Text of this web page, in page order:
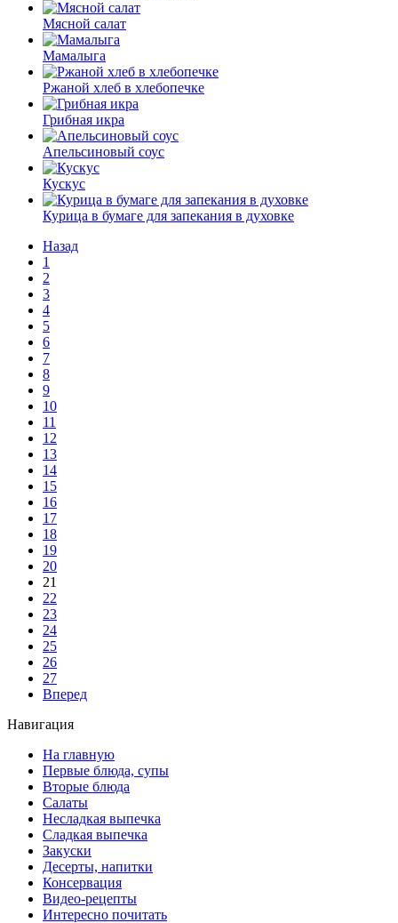
Мясной салат
Мамалыга
Ржаной хлеб в хлебопечке
Грибная икра
Апельсиновый соус
Кускус
Курица в бумаге для запекания в духовке
Назад
1
2
3
4
5
6
7
8
9
10
11
12
13
14
15
16
17
18
19
20
21
22
23
24
25
26
27
Вперед
Навигация
На главную
Первые блюда, супы
Вторые блюда
Салаты
Несладкая выпечка
Сладкая выпечка
Закуски
Десерты, напитки
Консервация
Видео-рецепты
Интересно почитать